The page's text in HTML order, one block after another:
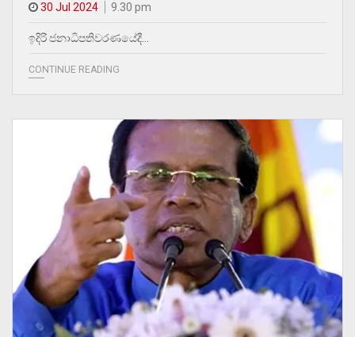
30 Jul 2024 9.30 pm
ඉදිරි ජනාධිපතිවරණයේදී…
CONTINUE READING